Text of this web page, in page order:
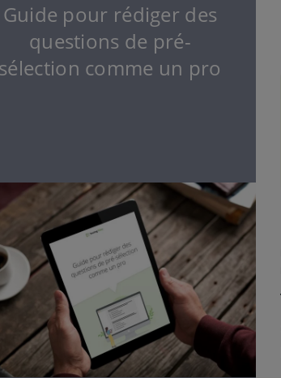
Guide pour rédiger des
questions de pré-
sélection comme un pro